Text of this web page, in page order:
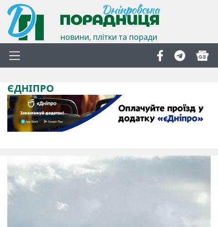
новини, плітки та поради
ЄДНІПРО